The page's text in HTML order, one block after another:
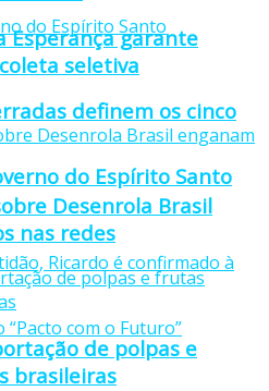
definem os cinco
do Espírito Santo
Esperança garante
seletiva
Desenrola Brasil
nas redes
de polpas e
brasileiras